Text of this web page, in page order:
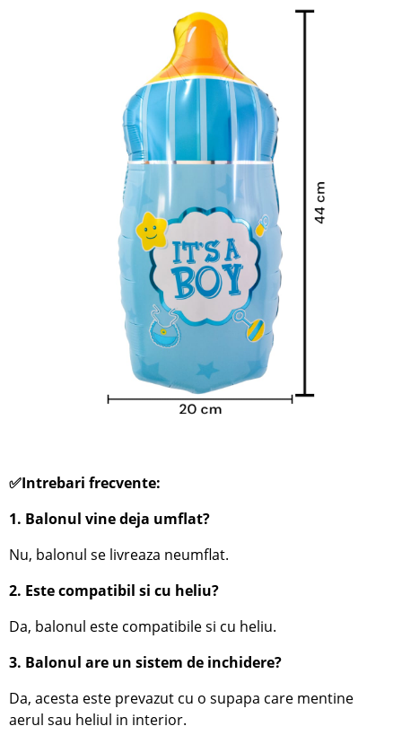
✅Intrebari frecvente:
1. Balonul vine deja umflat?
Nu, balonul se livreaza neumflat.
2. Este compatibil si cu heliu?
Da, balonul este compatibile si cu heliu.
3. Balonul are un sistem de inchidere?
Da, acesta este prevazut cu o supapa care mentine
aerul sau heliul in interior.